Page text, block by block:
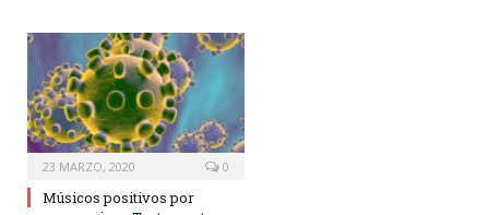
23 MARZO, 2020 0
Músicos positivos por